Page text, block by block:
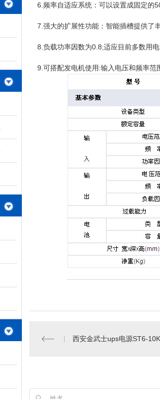
6.频率自适应系统：可以设置成固定的
7.强大的扩展性功能：智能插槽提供了
8.负载功率因数为0.8;适应目前多数用电
9.可搭配发电机使用:输入电压和频率范
西安金武士ups电源ST6-